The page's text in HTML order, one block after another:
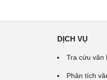
DỊCH VỤ
Tra cứu văn
Phân tích